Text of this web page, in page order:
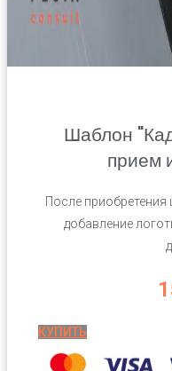
Шаблон
прием
После
добавление
КУПИТЬ